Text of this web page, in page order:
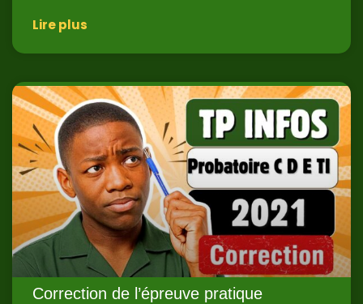
Lire plus
Correction de l’épreuve pratique